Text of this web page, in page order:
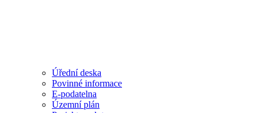
Úřední deska
Povinné informace
E-podatelna
Územní plán